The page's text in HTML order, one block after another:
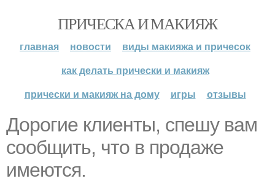
ПРИЧЕСКА И МАКИЯЖ
главная новости
виды макияжа и причесок
как делать прически и макияж
прически и макияж на дому
игры отзывы
Дорогие клиенты, спешу вам
сообщить, что в продаже
имеются.